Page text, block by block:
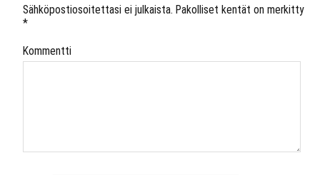
Sähköpostiosoitettasi ei julkaista. Pakolliset kentät on merkitty
*
Kommentti